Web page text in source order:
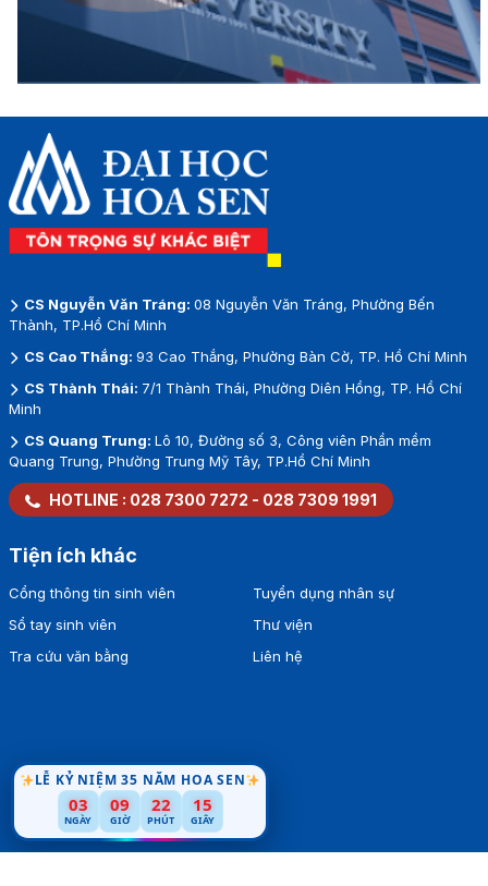
LỄ KỶ NIỆM 35 NĂM HOA SEN
03
NGÀY
09
GIỜ
22
PHÚT
14
GIÂY
CS Nguyễn Văn Tráng: 08 Nguyễn Văn Tráng, Phường Bến
Thành, TP.Hồ Chí Minh
CS Cao Thắng: 93 Cao Thắng, Phường Bàn Cờ, TP. Hồ Chí Minh
CS Thành Thái: 7/1 Thành Thái, Phường Diên Hồng, TP. Hồ Chí
Minh
CS Quang Trung: Lô 10, Đường số 3, Công viên Phần mềm
Quang Trung, Phường Trung Mỹ Tây, TP.Hồ Chí Minh
HOTLINE : 028 7300 7272 - 028 7309 1991
Tiện ích khác
Cổng thông tin sinh viên
Sổ tay sinh viên
Tra cứu văn bằng
Tuyển dụng nhân sự
Thư viện
Liên hệ